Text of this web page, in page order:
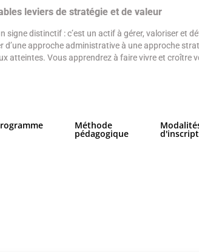
leviers de stratégie et de valeur
signe distinctif : c’est un actif à gérer, valoriser et
approche administrative à une approche
atteintes. Vous apprendrez à faire vivre et
Méthode
pédagogique